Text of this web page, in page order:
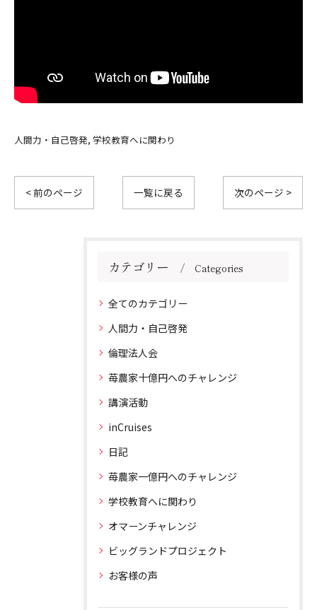
人間力・自己啓発 学校教育へに関わり
< 前のページ 一覧に戻る 次のページ >
カテゴリー Categories
全てのカテゴリー
人間力・自己啓発
倫理法人会
苺農家十億円へのチャレンジ
講演活動
inCruises
日記
苺農家一億円へのチャレンジ
学校教育へに関わり
オマーンチャレンジ
ビッグランドプロジェクト
お客様の声